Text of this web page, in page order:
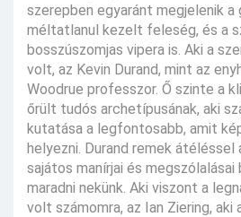
szerepben egyaránt megjelenik a
méltatlanul kezelt feleség, és a
bosszúszomjas vipera is. Aki a
volt, az Kevin Durand, mint az
Woodrue professzor. Ő szinte a
őrült tudós archetípusának, aki
kutatása a legfontosabb, amit
helyezni. Durand remek átéléssel
sajátos manírjai és
maradni nekünk. Aki viszont a
volt számomra, az Ian Ziering, aki